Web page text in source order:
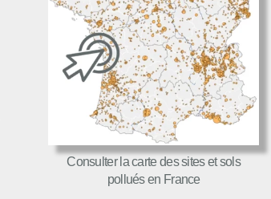
Consulter la carte des sites et sols
pollués en France